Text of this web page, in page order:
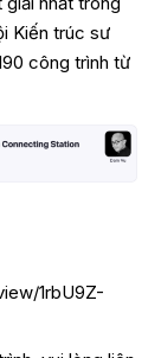
Kiến trúc sư
công trình từ
1rbU9Z-